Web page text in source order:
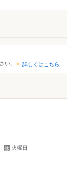
じゃ焼き 洋食
ビストロ
ゃぶ 沖縄料理
。 詳しくはこちら
定
日
火曜日